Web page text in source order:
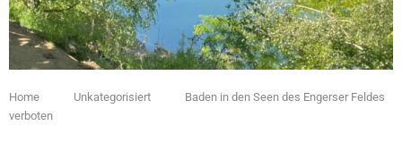
Home Unkategorisiert
Baden in den Seen des Engerser Feldes
verboten